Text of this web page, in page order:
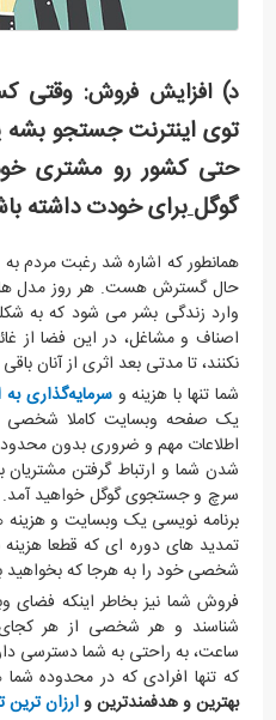
د) افزایش فروش: وقتی
توی اینترنت جستجو
حتی کشور رو مشتری
گوگلبرای خودت داشته
همانطور که اشاره شد رغبت مردم
حال گسترش هست. هر روز مدل های
وارد زندگی بشر می شود که به
اصناف و مشاغل، در این فضا از
نکنند، تا مدتی بعد اثری از آنان
شما تنها با هزینه وسرمایه‌گذاری به
یک صفحه وبسایت کاملا شخصی
اطلاعات مهم و ضروری بدون
شدن شما و ارتباط گرفتن
سرچ و جستجوی گوگل خواهید آمد.
برنامه نویسی یک وبسایت و هزینه
تمدید های دوره ای که قطعا
شخصی خود را به هرجا که
فروش شما نیز بخاطر اینکه فضای
ساعت، به راحتی به شما دسترسی
که تنها افرادی که در محدوده
بهترین و هدفمندترین وارزان